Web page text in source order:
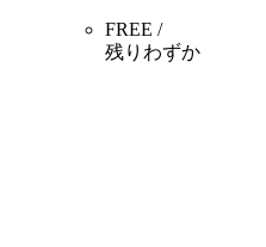
FREE /
残りわずか